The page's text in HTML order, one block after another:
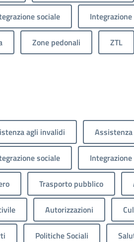
sociale
Zone pedonali ZTL
agli invalidi
sociale
Trasporto pubblico
Autorizzazioni
Politiche Sociali